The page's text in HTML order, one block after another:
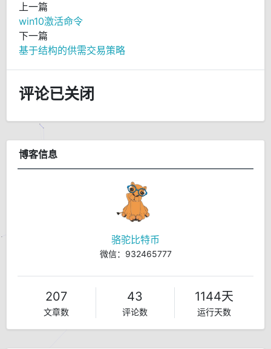
上一篇
win10激活命令
下一篇
基于结构的供需交易策略
评论已关闭
博客信息
骆驼比特币
微信：932465777
207
文章数
43
评论数
1144天
运行天数